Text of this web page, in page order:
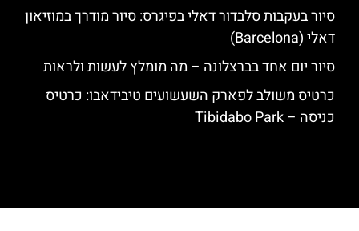
סיור בעקבות סלבדור דאלי בפיגרס: סיור מודרך במוזיאון
דאלי (Barcelona)
סיור יום אחד בברצלונה – מה מומלץ לעשות ולראות
כרטיס משולב לפארק השעשועים טיבידאבו: כרטיס
כניסה – Tibidabo Park